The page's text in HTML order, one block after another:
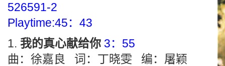
526591-2
Playtime:45：43
我的真心献给你 3：55
曲：徐嘉良 词：丁晓雯 编：屠颖